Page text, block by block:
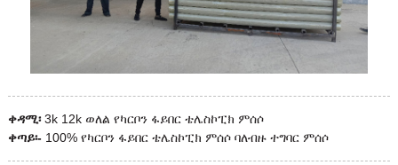
ቀዳሚ፡ 3k 12k ወለል የካርቦን ፋይበር ቴሌስኮፒክ ምሰሶ
ቀጣይ፡- 100% የካርቦን ፋይበር ቴሌስኮፒክ ምሰሶ ባለብዙ ተግባር ምሰሶ